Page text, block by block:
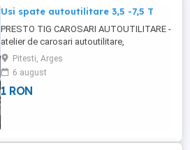
Usi spate autoutilitare 3,5 -7,5 T
PRESTO TIG CAROSARI AUTOUTILITARE -
atelier de carosari autoutilitare,
confectionam si montam usi spate
autoutilitara 3,5T - 7,5 T deschidere totala
. La cerere pot fi executate la diferinte
dimensiuni . Ne gasiti si pe pe facebook
Pitesti, Arges
6 august
1 RON